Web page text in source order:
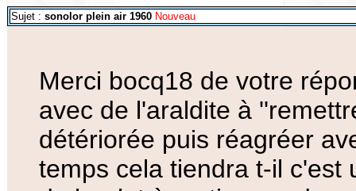
Sujet : sonolor plein air 1960 Nouveau
Merci bocq18 de votre
avec de l'araldite à
détériorée puis réagréer
temps cela tiendra t-il c'est